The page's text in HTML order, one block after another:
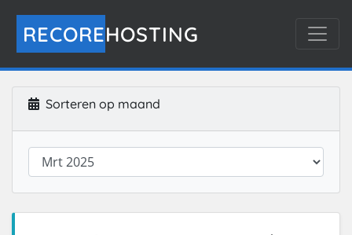
RECOREHOSTING
Sorteren op maand